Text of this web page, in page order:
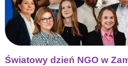
Światowy dzień NGO w